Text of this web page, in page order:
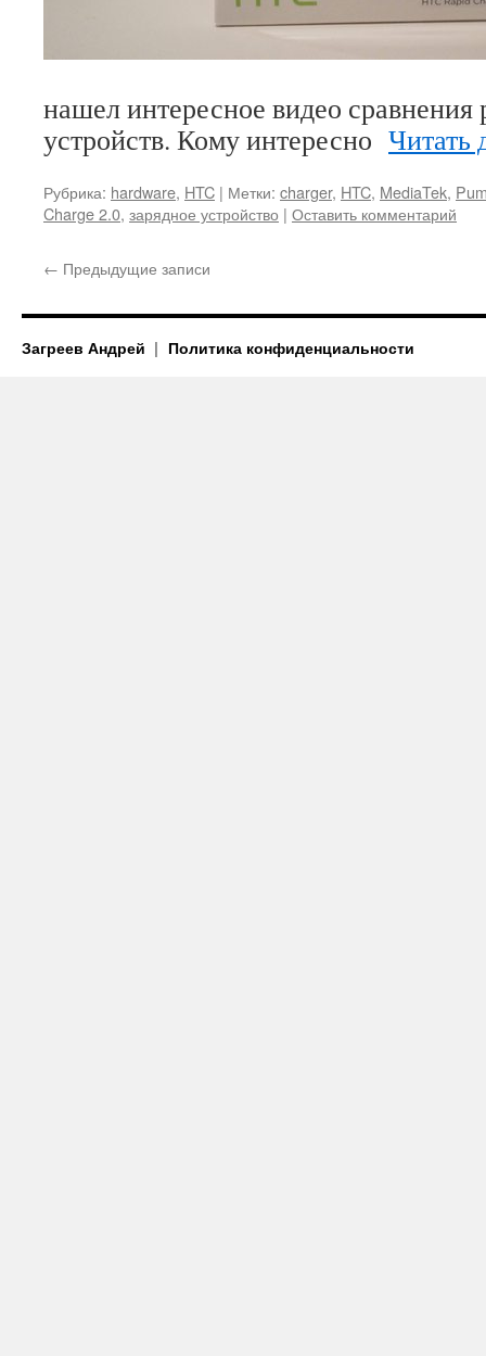
нашел интересное видео
устройств. Кому интересно Читать
Рубрика: hardware, HTC | Метки: charger, HTC, MediaTek,
Charge 2.0, зарядное устройство | Оставить комментарий
← Предыдущие записи
Загреев Андрей Политика конфиденциальности